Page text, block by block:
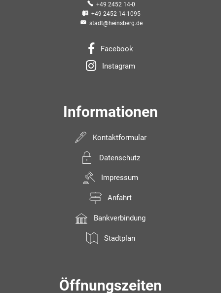
+49 2452 14-0
+49 2452 14-1095
stadt@heinsberg.de
Facebook
Instagram
Informationen
Kontaktformular
Datenschutz
Impressum
Anfahrt
Bankverbindung
Stadtplan
Öffnungszeiten